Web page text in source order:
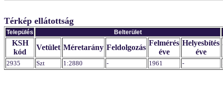
Térkép ellátottság
Település Belterület
KSH
kód
Vetület Méretarány Feldolgozás
Felmérés
éve
Helyesbítés
éve
2935 Szt 1:2880 - 1961 -